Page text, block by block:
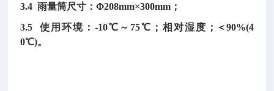
3.4 雨量筒尺寸：Φ208mm×300mm；
3.5 使用环境：-10℃～75℃；相对湿度；＜90%(4
0℃)。